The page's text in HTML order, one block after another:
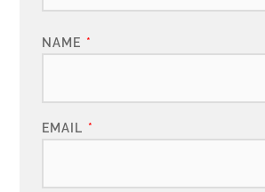
NAME *
EMAIL *